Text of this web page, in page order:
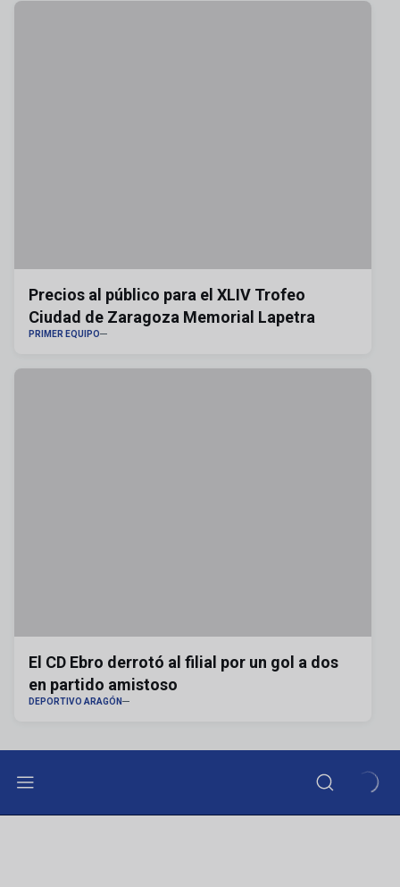
Precios al público para el XLIV Trofeo
Ciudad de Zaragoza Memorial Lapetra
PRIMER EQUIPO
El CD Ebro derrotó al filial por un gol a dos
en partido amistoso
DEPORTIVO ARAGÓN